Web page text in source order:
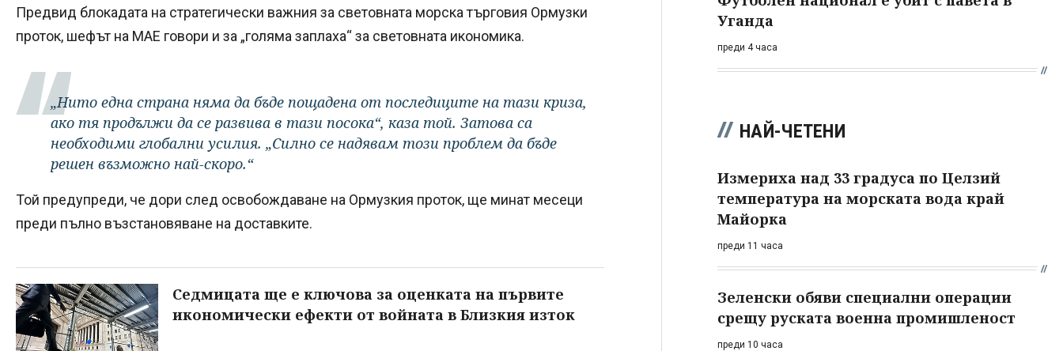
Предвид блокадата на стратегически важния за световната морска търговия Ормузки
проток, шефът на МАЕ говори и за „голяма заплаха“ за световната икономика.
„Нито една страна няма да бъде пощадена от последиците на тази криза,
ако тя продължи да се развива в тази посока“, каза той. Затова са
необходими глобални усилия. „Силно се надявам този проблем да бъде
решен възможно най-скоро.“
Той предупреди, че дори след освобождаване на Ормузкия проток, ще минат месеци
преди пълно възстановяване на доставките.
Седмицата ще е ключова за оценката на първите
икономически ефекти от войната в Близкия изток
Уганда
преди 4 часа
НАЙ-ЧЕТЕНИ
Измериха над 33 градуса по Целзий
температура на морската вода край
Майорка
преди 11 часа
Зеленски обяви специални операции
срещу руската военна промишленост
преди 10 часа